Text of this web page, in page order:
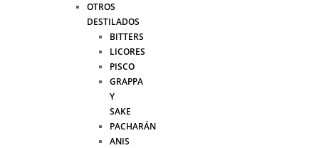
OTROS
DESTILADOS
BITTERS
LICORES
PISCO
GRAPPA
Y
SAKE
PACHARÁN
ANIS